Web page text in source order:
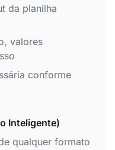
da planilha
valores
conforme
Inteligente)
qualquer formato